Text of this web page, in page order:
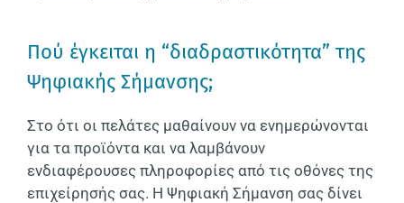
Πού έγκειται η “διαδραστικότητα” της
Ψηφιακής Σήμανσης;
Στο ότι οι πελάτες μαθαίνουν να ενημερώνονται
για τα προϊόντα και να λαμβάνουν
ενδιαφέρουσες πληροφορίες από τις οθόνες της
επιχείρησής σας. Η Ψηφιακή Σήμανση σας δίνει